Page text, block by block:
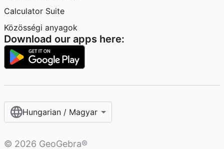
Calculator Suite
Közösségi anyagok
Download our apps here:
Hungarian / Magyar‎
© 2026 GeoGebra®